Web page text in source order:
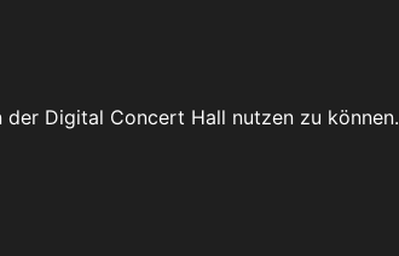
der Digital Concert Hall nutzen zu können.